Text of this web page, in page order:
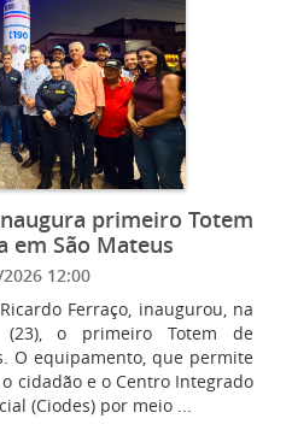
primeiro Totem
em São Mateus
12:00
Ferraço, inaugurou, na
o primeiro Totem de
O equipamento, que permite
cidadão e o Centro Integrado
(Ciodes) por meio ...